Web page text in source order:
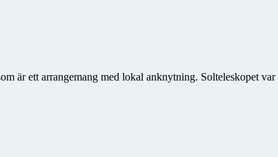
är ett arrangemang med lokal anknytning. Solteleskopet